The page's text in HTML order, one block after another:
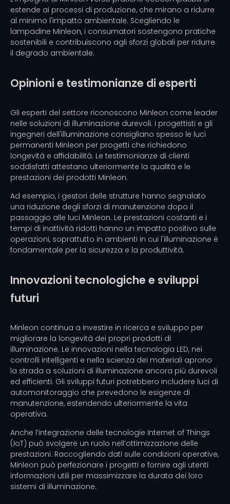
estende ai processi di produzione, che mirano a ridurre
al minimo l'impatto ambientale. Scegliendo le
lampadine Minleon, i consumatori sostengono pratiche
sostenibili e contribuiscono agli sforzi globali per ridurre
il degrado ambientale.
Opinioni e testimonianze di esperti
Gli esperti del settore riconoscono Minleon come leader
nelle soluzioni di illuminazione durevoli. I progettisti e gli
ingegneri dell'illuminazione consigliano spesso le luci
permanenti Minleon per progetti che richiedono
longevità e affidabilità. Le testimonianze di clienti
soddisfatti attestano ulteriormente la qualità e le
prestazioni dei prodotti Minleon.
Ad esempio, i gestori delle strutture hanno segnalato
una riduzione degli sforzi di manutenzione dopo il
passaggio alle luci Minleon. Le prestazioni costanti e i
tempi di inattività ridotti hanno un impatto positivo sulle
operazioni, soprattutto in ambienti in cui l'illuminazione è
fondamentale per la sicurezza e la produttività.
Innovazioni tecnologiche e sviluppi
futuri
Minleon continua a investire in ricerca e sviluppo per
migliorare la longevità dei propri prodotti di
illuminazione. Le innovazioni nella tecnologia LED, nei
controlli intelligenti e nella scienza dei materiali aprono
la strada a soluzioni di illuminazione ancora più durevoli
ed efficienti. Gli sviluppi futuri potrebbero includere luci di
automonitoraggio che prevedono le esigenze di
manutenzione, estendendo ulteriormente la vita
operativa.
Anche l’integrazione delle tecnologie Internet of Things
(IoT) può svolgere un ruolo nell’ottimizzazione delle
prestazioni. Raccogliendo dati sulle condizioni operative,
Minleon può perfezionare i progetti e fornire agli utenti
informazioni utili per massimizzare la durata dei loro
sistemi di illuminazione.